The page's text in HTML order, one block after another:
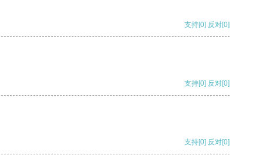
支持[0] 反对[0]
支持[0] 反对[0]
支持[0] 反对[0]